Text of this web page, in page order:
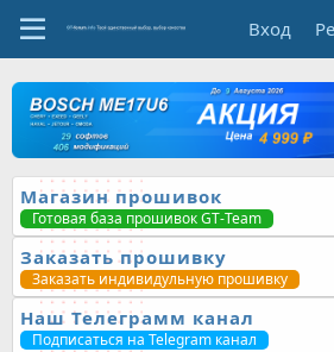
Вход
Магазин прошивок
Готовая база прошивок GT-Team
Заказать прошивку
Заказать индивидульную прошивку
Наш Телеграмм канал
Подписаться на Telegram канал